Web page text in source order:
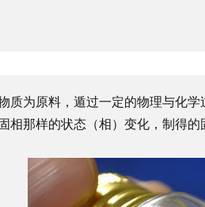
质为原料，遁过一定的物理与化
相那样的状态（相）变化，制得